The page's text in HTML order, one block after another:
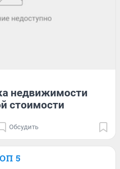
недвижимости
стоимости
Обсудить
5